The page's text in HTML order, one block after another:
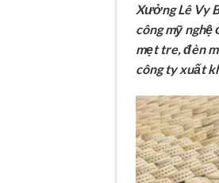
Xưởng Lê Vy
công mỹ nghệ
mẹt tre, đèn
công ty xuất